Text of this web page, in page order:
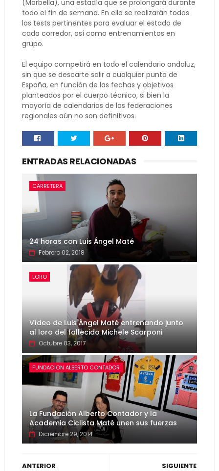
(Marbella), una estadía que se prolongará durante
todo el fin de semana. En ella se realizarán todos
los tests pertinentes para evaluar el estado de
cada corredor, así como entrenamientos en
grupo.
El equipo competirá en todo el calendario andaluz,
sin que se descarte salir a cualquier punto de
España, en función de las fechas y objetivos
planteados por el cuerpo técnico, si bien la
mayoría de calendarios de las federaciones
regionales aún no son definitivos.
ENTRADAS RELACIONADAS
CARRETERA
24 horas con Luis Ángel Maté
Febrero 02, 2018
LORO
Vídeo de Luis Ángel Maté entrenando junto
al loro del fallecido Michele Scarponi
Octubre 03, 2017
FUNDACION ALBERTO CONTADOR
La Fundación Alberto Contador y la
Academia Ciclista Maté unen sus fuerzas
Diciembre 29, 2014
SIGUIENTE
ANTERIOR